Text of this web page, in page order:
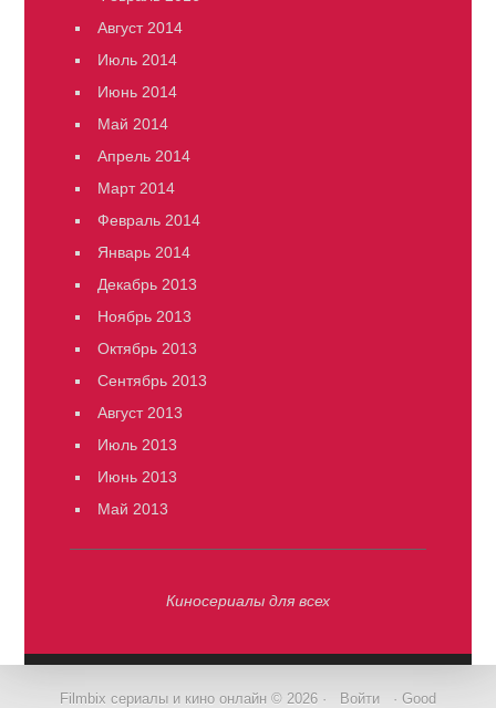
Август 2014
Июль 2014
Июнь 2014
Май 2014
Апрель 2014
Март 2014
Февраль 2014
Январь 2014
Декабрь 2013
Ноябрь 2013
Октябрь 2013
Сентябрь 2013
Август 2013
Июль 2013
Июнь 2013
Май 2013
Киносериалы для всех
Filmbix сериалы и кино онлайн © 2026 · Войти · Good